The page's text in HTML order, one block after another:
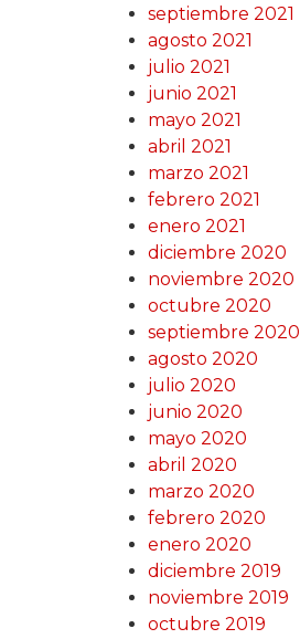
septiembre 2021
agosto 2021
julio 2021
junio 2021
mayo 2021
abril 2021
marzo 2021
febrero 2021
enero 2021
diciembre 2020
noviembre 2020
octubre 2020
septiembre 2020
agosto 2020
julio 2020
junio 2020
mayo 2020
abril 2020
marzo 2020
febrero 2020
enero 2020
diciembre 2019
noviembre 2019
octubre 2019